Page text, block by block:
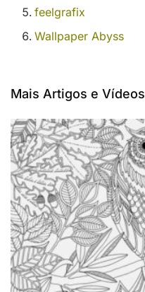
feelgrafix
Wallpaper Abyss
Mais Artigos e Vídeos